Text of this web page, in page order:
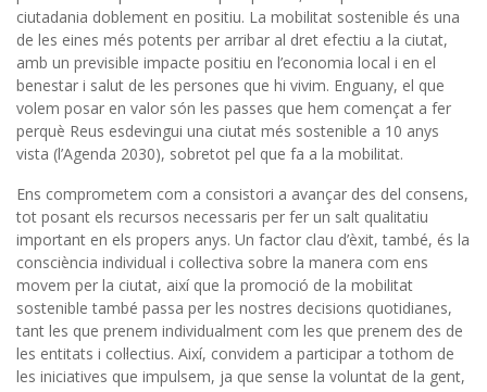
ciutadania doblement en positiu. La mobilitat sostenible és una
de les eines més potents per arribar al dret efectiu a la ciutat,
amb un previsible impacte positiu en l’economia local i en el
benestar i salut de les persones que hi vivim. Enguany, el que
volem posar en valor són les passes que hem començat a fer
perquè Reus esdevingui una ciutat més sostenible a 10 anys
vista (l’Agenda 2030), sobretot pel que fa a la mobilitat.
Ens comprometem com a consistori a avançar des del consens,
tot posant els recursos necessaris per fer un salt qualitatiu
important en els propers anys. Un factor clau d’èxit, també, és la
consciència individual i col·lectiva sobre la manera com ens
movem per la ciutat, així que la promoció de la mobilitat
sostenible també passa per les nostres decisions quotidianes,
tant les que prenem individualment com les que prenem des de
les entitats i col·lectius. Així, convidem a participar a tothom de
les iniciatives que impulsem, ja que sense la voluntat de la gent,